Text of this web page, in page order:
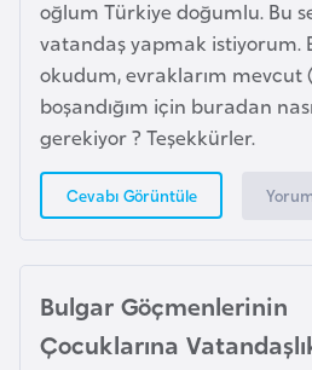
oğlum Türkiye doğumlu. Bu
vatandaş yapmak istiyorum.
okudum, evraklarım mevcut
boşandığım için buradan
gerekiyor ? Teşekkürler.
Cevabı Görüntüle
Bulgar Göçmenlerinin
Çocuklarına
G
r
e
n
a
d
a
ü
n